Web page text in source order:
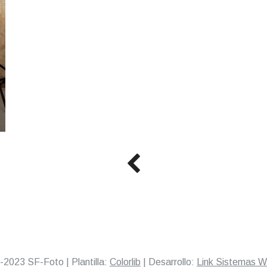
2023 SF-Foto | Plantilla: Colorlib | Desarrollo: Link Sistemas